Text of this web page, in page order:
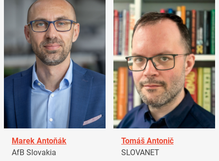
Marek Antoňák
AfB Slovakia
Tomáš Antonič
SLOVANET